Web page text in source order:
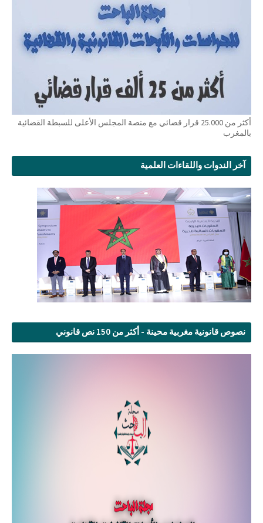
أكثر من 25.000 قرار قضائي مع منصة المجلس الأعلى للسبطة القضائية
بالمغرب
آخر الندوات واللقاءات العلمية
نصوص قانونية مغربية محينة - أكثر من 150 نص قانوني